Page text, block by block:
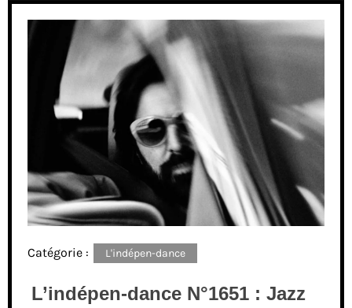
Catégorie : L'indépen-dance
L’indépen-dance N°1651 : Jazz